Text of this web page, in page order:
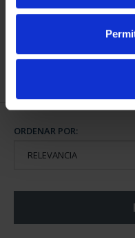
73,00 €
ORDENAR POR: